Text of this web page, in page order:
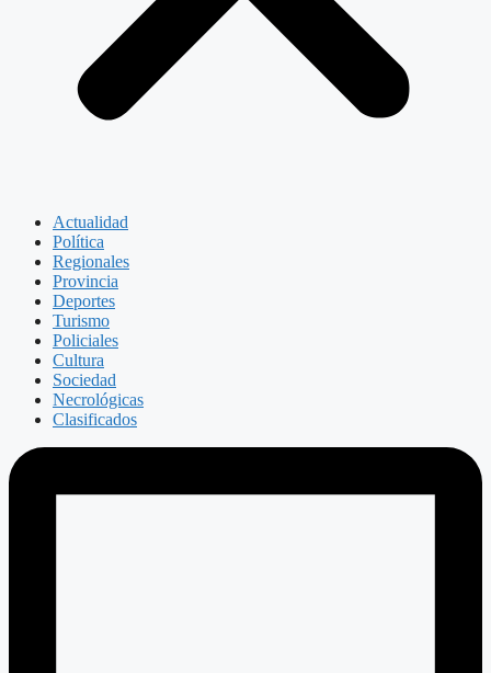
Actualidad
Política
Regionales
Provincia
Deportes
Turismo
Policiales
Cultura
Sociedad
Necrológicas
Clasificados